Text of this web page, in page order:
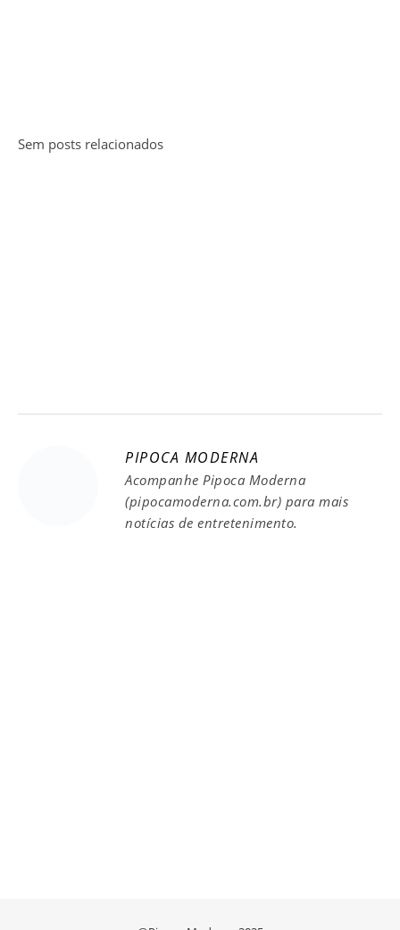
Sem posts relacionados
PIPOCA MODERNA
Acompanhe Pipoca Moderna
(pipocamoderna.com.br) para mais
notícias de entretenimento.